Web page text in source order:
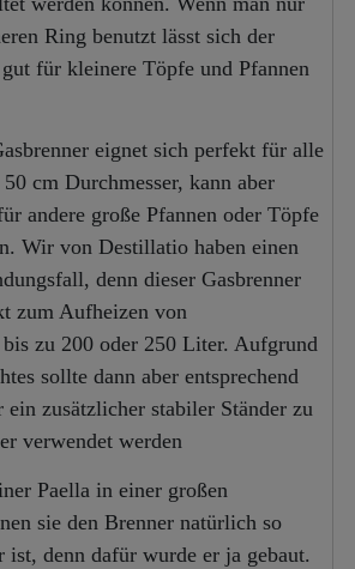
Ring benutzt lässt sich der
für kleinere Töpfe und Pfannen
eignet sich perfekt für alle
cm Durchmesser, kann aber
andere große Pfannen oder Töpfe
Wir von Destillatio haben einen
denn dieser Gasbrenner
zum Aufheizen von
zu 200 oder 250 Liter. Aufgrund
sollte dann aber entsprechend
ein zusätzlicher stabiler Ständer zu
verwendet werden
Paella in einer großen
sie den Brenner natürlich so
ist, denn dafür wurde er ja gebaut.